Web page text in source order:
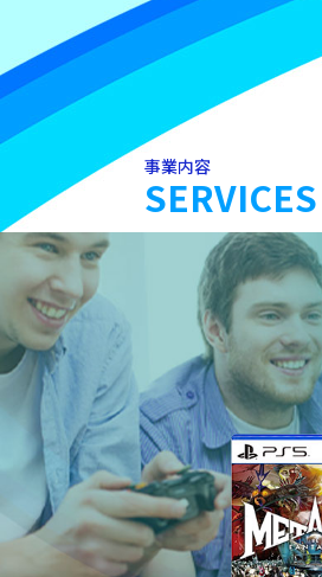
事業内容
SERVICES